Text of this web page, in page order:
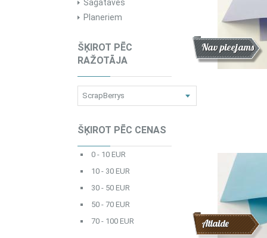
Sagataves
Planeriem
ŠĶIROT PĒC
RAŽOTĀJA
ŠĶIROT PĒC CENAS
0 - 10 EUR
10 - 30 EUR
30 - 50 EUR
50 - 70 EUR
70 - 100 EUR
Atlaide
Jaunums
Nav pieejams
Atlaide